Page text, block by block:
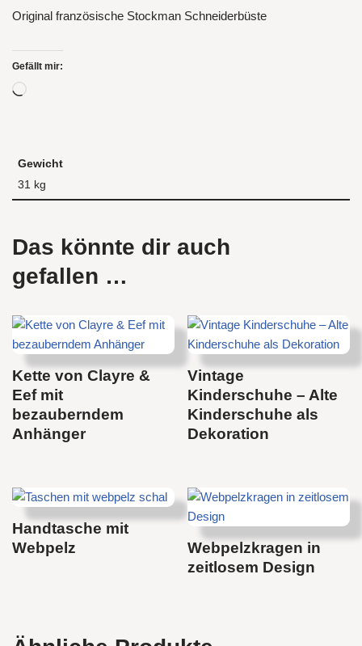
Original französische Stockman Schneiderbüste
Gefällt mir:
Gewicht
31 kg
Das könnte dir auch
gefallen …
Kette von Clayre &
Eef mit
bezauberndem
Anhänger
Vintage
Kinderschuhe – Alte
Kinderschuhe als
Dekoration
Handtasche mit
Webpelz
Webpelzkragen in
zeitlosem Design